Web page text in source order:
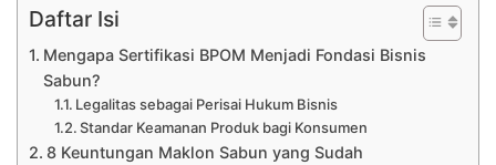
Daftar Isi
Mengapa Sertifikasi BPOM Menjadi Fondasi Bisnis
Sabun?
Legalitas sebagai Perisai Hukum Bisnis
Standar Keamanan Produk bagi Konsumen
8 Keuntungan Maklon Sabun yang Sudah